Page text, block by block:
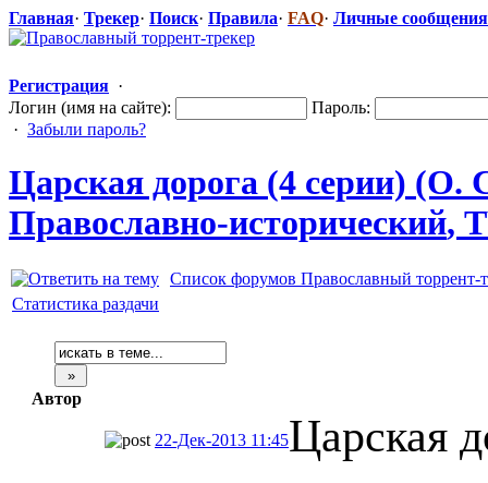
Главная· Трекер· Поиск· Правила· FAQ· Личные сообщения
Регистрация ·
Логин (имя на сайте):
Пароль:
· Забыли пароль?
Царская дорога (4 серии) (О.
Православно-​исторический​,
Список форумов Православный торрент-
Статистика раздачи
Автор
22-Дек-2013 11:45Царская